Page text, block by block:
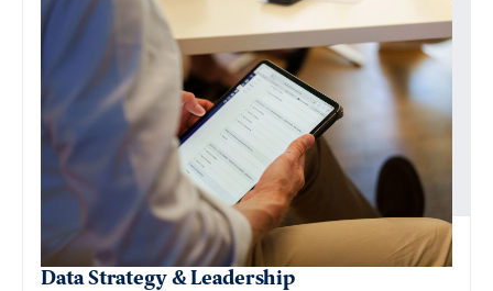
Data Strategy & Leadership